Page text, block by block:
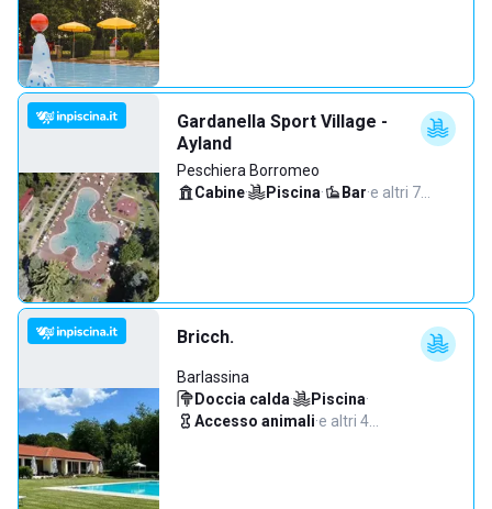
Gardanella Sport Village -
Ayland
Peschiera Borromeo
Cabine· Piscina· Bar·e altri 7…
Bricch.
Barlassina
Doccia calda· Piscina·
Accesso animali·e altri 4…